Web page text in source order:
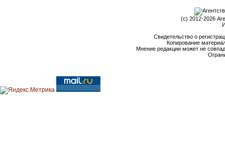
(c) 2012-2026
Свидетельство о
Копирование
Мнение редакции может не